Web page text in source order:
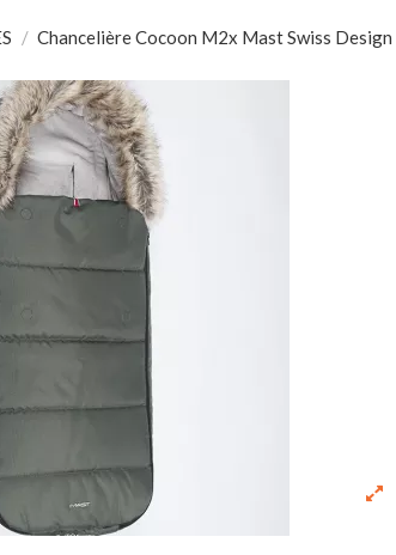
Chancelière Cocoon M2x Mast Swiss Design